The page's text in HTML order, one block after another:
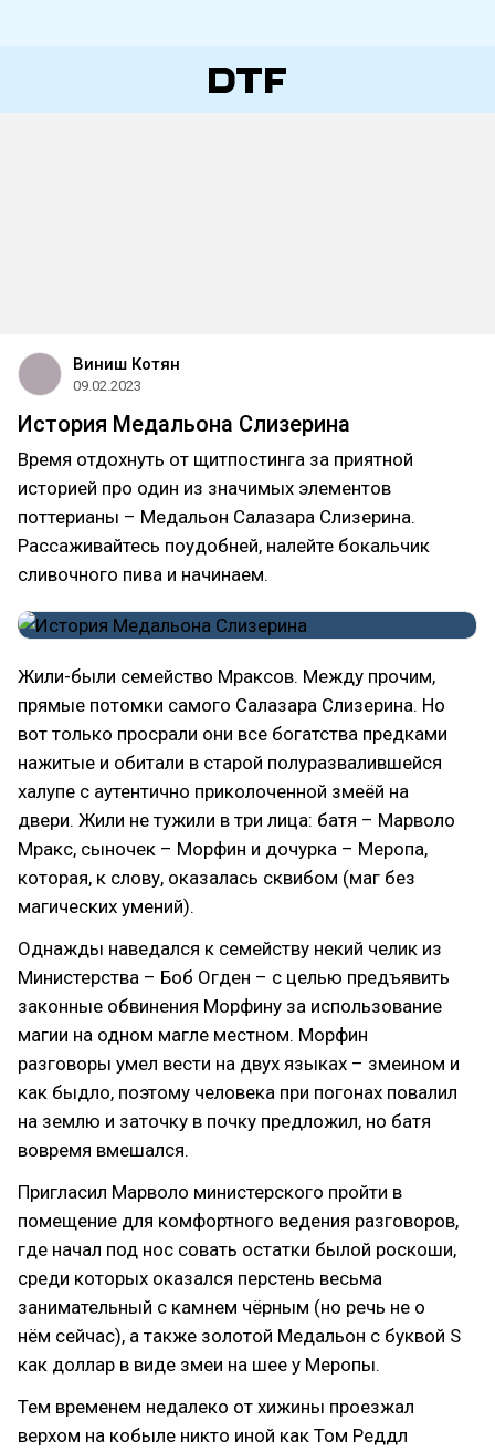
Виниш Котян
09.02.2023
История Медальона Слизерина
Время отдохнуть от щитпостинга за приятной
историей про один из значимых элементов
поттерианы – Медальон Салазара Слизерина.
Рассаживайтесь поудобней, налейте бокальчик
сливочного пива и начинаем.
Жили-были семейство Мраксов. Между прочим,
прямые потомки самого Салазара Слизерина. Но
вот только просрали они все богатства предками
нажитые и обитали в старой полуразвалившейся
халупе с аутентично приколоченной змеёй на
двери. Жили не тужили в три лица: батя – Марволо
Мракс, сыночек – Морфин и дочурка – Меропа,
которая, к слову, оказалась сквибом (маг без
магических умений).
Однажды наведался к семейству некий челик из
Министерства – Боб Огден – с целью предъявить
законные обвинения Морфину за использование
магии на одном магле местном. Морфин
разговоры умел вести на двух языках – змеином и
как быдло, поэтому человека при погонах повалил
на землю и заточку в почку предложил, но батя
вовремя вмешался.
Пригласил Марволо министерского пройти в
помещение для комфортного ведения разговоров,
где начал под нос совать остатки былой роскоши,
среди которых оказался перстень весьма
занимательный с камнем чёрным (но речь не о
нём сейчас), а также золотой Медальон с буквой S
как доллар в виде змеи на шее у Меропы.
Тем временем недалеко от хижины проезжал
верхом на кобыле никто иной как Том Реддл